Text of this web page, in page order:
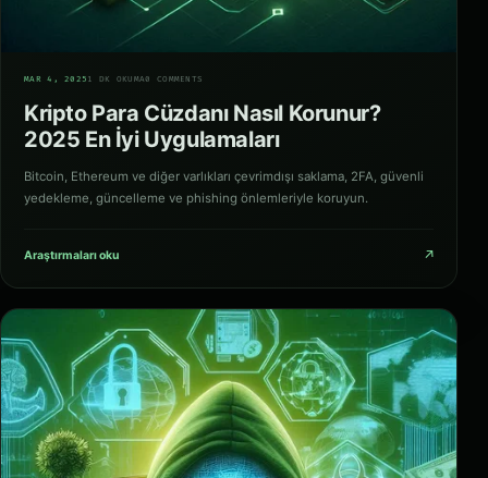
MAR 4, 2025 1 DK OKUMA0 COMMENTS
Kripto Para Cüzdanı Nasıl Korunur?
2025 En İyi Uygulamaları
Bitcoin, Ethereum ve diğer varlıkları çevrimdışı saklama, 2FA, güvenli
yedekleme, güncelleme ve phishing önlemleriyle koruyun.
Araştırmaları oku ↗